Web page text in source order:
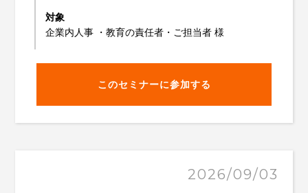
対象
企業内人事 ・教育の責任者・ご担当者 様
このセミナーに参加する
2026/09/03